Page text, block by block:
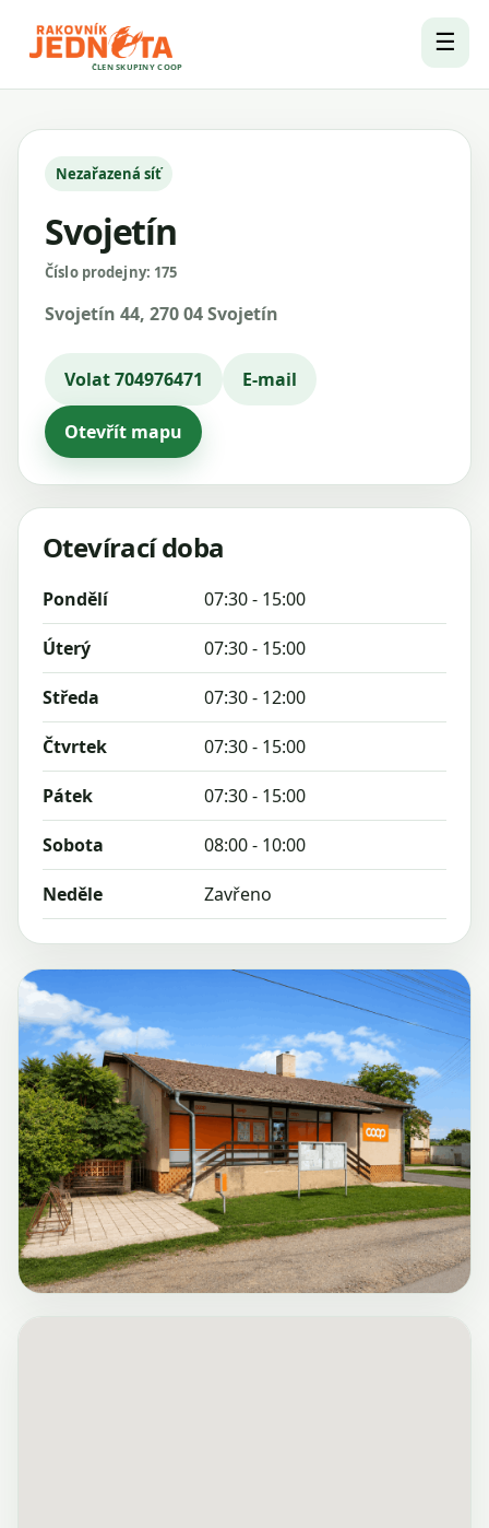
ČLEN SKUPINY COOP
☰
Nezařazená síť
Svojetín
Číslo prodejny: 175
Svojetín 44, 270 04 Svojetín
Volat 704976471 E-mail
Otevřít mapu
Otevírací doba
Pondělí 07:30 - 15:00
Úterý 07:30 - 15:00
Středa 07:30 - 12:00
Čtvrtek 07:30 - 15:00
Pátek 07:30 - 15:00
Sobota 08:00 - 10:00
Neděle Zavřeno